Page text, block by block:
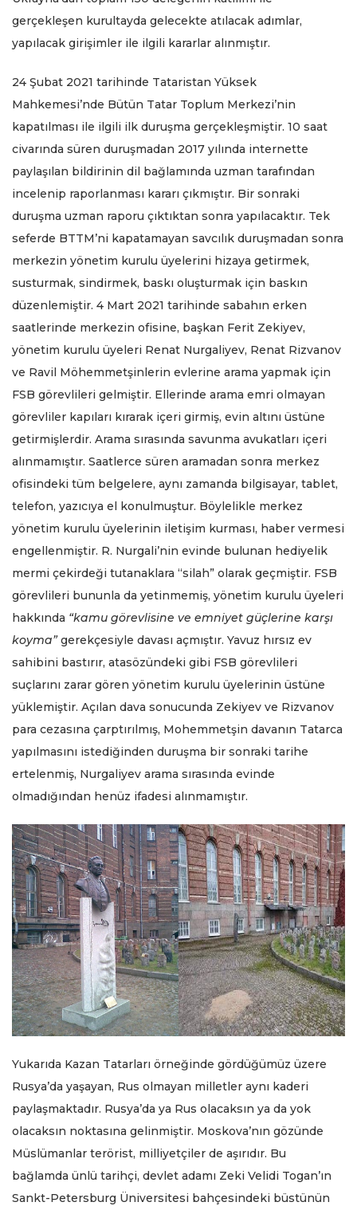
gerçekleşen kurultayda gelecekte atılacak adımlar,
yapılacak girişimler ile ilgili kararlar alınmıştır.
24 Şubat 2021 tarihinde Tataristan Yüksek
Mahkemesi’nde Bütün Tatar Toplum Merkezi’nin
kapatılması ile ilgili ilk duruşma gerçekleşmiştir. 10 saat
civarında süren duruşmadan 2017 yılında internette
paylaşılan bildirinin dil bağlamında uzman tarafından
incelenip raporlanması kararı çıkmıştır. Bir sonraki
duruşma uzman raporu çıktıktan sonra yapılacaktır. Tek
seferde BTTM’ni kapatamayan savcılık duruşmadan sonra
merkezin yönetim kurulu üyelerini hizaya getirmek,
susturmak, sindirmek, baskı oluşturmak için baskın
düzenlemiştir. 4 Mart 2021 tarihinde sabahın erken
saatlerinde merkezin ofisine, başkan Ferit Zekiyev,
yönetim kurulu üyeleri Renat Nurgaliyev, Renat Rizvanov
ve Ravil Möhemmetşinlerin evlerine arama yapmak için
FSB görevlileri gelmiştir. Ellerinde arama emri olmayan
görevliler kapıları kırarak içeri girmiş, evin altını üstüne
getirmişlerdir. Arama sırasında savunma avukatları içeri
alınmamıştır. Saatlerce süren aramadan sonra merkez
ofisindeki tüm belgelere, aynı zamanda bilgisayar, tablet,
telefon, yazıcıya el konulmuştur. Böylelikle merkez
yönetim kurulu üyelerinin iletişim kurması, haber vermesi
engellenmiştir. R. Nurgali’nin evinde bulunan hediyelik
mermi çekirdeği tutanaklara “silah” olarak geçmiştir. FSB
görevlileri bununla da yetinmemiş, yönetim kurulu üyeleri
hakkında “kamu görevlisine ve emniyet güçlerine karşı
koyma”gerekçesiyle davası açmıştır. Yavuz hırsız ev
sahibini bastırır, atasözündeki gibi FSB görevlileri
suçlarını zarar gören yönetim kurulu üyelerinin üstüne
yüklemiştir. Açılan dava sonucunda Zekiyev ve Rizvanov
para cezasına çarptırılmış, Mohemmetşin davanın Tatarca
yapılmasını istediğinden duruşma bir sonraki tarihe
ertelenmiş, Nurgaliyev arama sırasında evinde
olmadığından henüz ifadesi alınmamıştır.
Yukarıda Kazan Tatarları örneğinde gördüğümüz üzere
Rusya’da yaşayan, Rus olmayan milletler aynı kaderi
paylaşmaktadır. Rusya’da ya Rus olacaksın ya da yok
olacaksın noktasına gelinmiştir. Moskova’nın gözünde
Müslümanlar terörist, milliyetçiler de aşırıdır. Bu
bağlamda ünlü tarihçi, devlet adamı Zeki Velidi Togan’ın
Sankt-Petersburg Üniversitesi bahçesindeki büstünün